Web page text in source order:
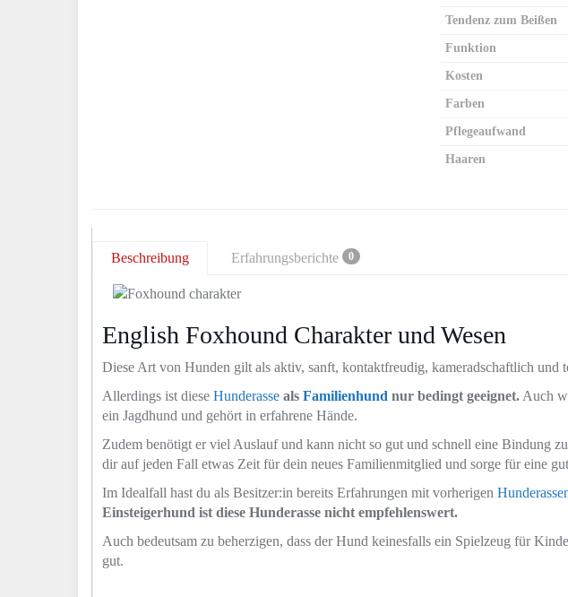
Tendenz zum Beißen
Funktion
Kosten
Farben
Pflegeaufwand
Haaren
Beschreibung Erfahrungsberichte 0
English Foxhound Charakter und Wesen
Diese Art von Hunden gilt als aktiv, sanft, kontaktfreudig, kameradschaftlich und
Allerdings ist diese Hunderasse als Familienhund nur bedingt geeignet. Auch
ein Jagdhund und gehört in erfahrene Hände.
Zudem benötigt er viel Auslauf und kann nicht so gut und schnell eine Bindung
dir auf jeden Fall etwas Zeit für dein neues Familienmitglied und sorge für eine
Im Idealfall hast du als Besitzer:in bereits Erfahrungen mit vorherigen
Einsteigerhund ist diese Hunderasse nicht empfehlenswert.
Auch bedeutsam zu beherzigen, dass der Hund keinesfalls ein Spielzeug für
gut.